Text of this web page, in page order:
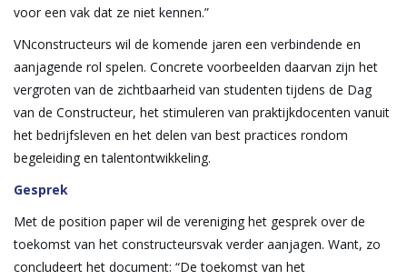
voor een vak dat ze niet kennen.”
VNconstructeurs wil de komende jaren een verbindende en
aanjagende rol spelen. Concrete voorbeelden daarvan zijn het
vergroten van de zichtbaarheid van studenten tijdens de Dag
van de Constructeur, het stimuleren van praktijkdocenten vanuit
het bedrijfsleven en het delen van best practices rondom
begeleiding en talentontwikkeling.
Gesprek
Met de position paper wil de vereniging het gesprek over de
toekomst van het constructeursvak verder aanjagen. Want, zo
concludeert het document: “De toekomst van het